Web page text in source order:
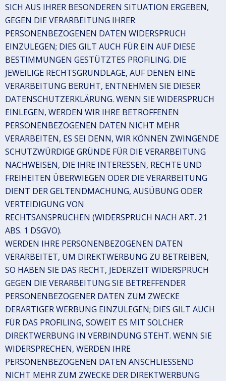
SICH AUS IHRER BESONDEREN SITUATION ERGEBEN,
GEGEN DIE VERARBEITUNG IHRER
PERSONENBEZOGENEN DATEN WIDERSPRUCH
EINZULEGEN; DIES GILT AUCH FÜR EIN AUF DIESE
BESTIMMUNGEN GESTÜTZTES PROFILING. DIE
JEWEILIGE RECHTSGRUNDLAGE, AUF DENEN EINE
VERARBEITUNG BERUHT, ENTNEHMEN SIE DIESER
DATENSCHUTZERKLÄRUNG. WENN SIE WIDERSPRUCH
EINLEGEN, WERDEN WIR IHRE BETROFFENEN
PERSONENBEZOGENEN DATEN NICHT MEHR
VERARBEITEN, ES SEI DENN, WIR KÖNNEN ZWINGENDE
SCHUTZWÜRDIGE GRÜNDE FÜR DIE VERARBEITUNG
NACHWEISEN, DIE IHRE INTERESSEN, RECHTE UND
FREIHEITEN ÜBERWIEGEN ODER DIE VERARBEITUNG
DIENT DER GELTENDMACHUNG, AUSÜBUNG ODER
VERTEIDIGUNG VON
RECHTSANSPRÜCHEN (WIDERSPRUCH NACH ART. 21
ABS. 1 DSGVO).
WERDEN IHRE PERSONENBEZOGENEN DATEN
VERARBEITET, UM DIREKTWERBUNG ZU BETREIBEN,
SO HABEN SIE DAS RECHT, JEDERZEIT WIDERSPRUCH
GEGEN DIE VERARBEITUNG SIE BETREFFENDER
PERSONENBEZOGENER DATEN ZUM ZWECKE
DERARTIGER WERBUNG EINZULEGEN; DIES GILT AUCH
FÜR DAS PROFILING, SOWEIT ES MIT SOLCHER
DIREKTWERBUNG IN VERBINDUNG STEHT. WENN SIE
WIDERSPRECHEN, WERDEN IHRE
PERSONENBEZOGENEN DATEN ANSCHLIESSEND
NICHT MEHR ZUM ZWECKE DER DIREKTWERBUNG